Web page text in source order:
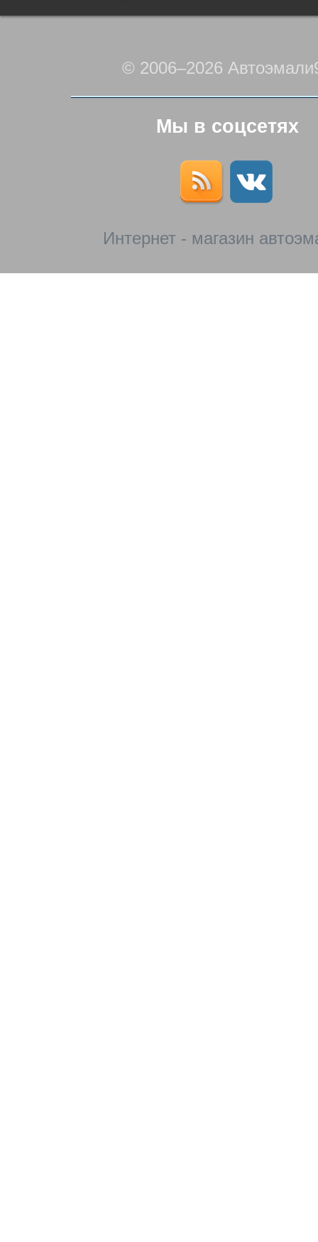
© 2006–2026
Мы в соцсетях
Интернет - магазин